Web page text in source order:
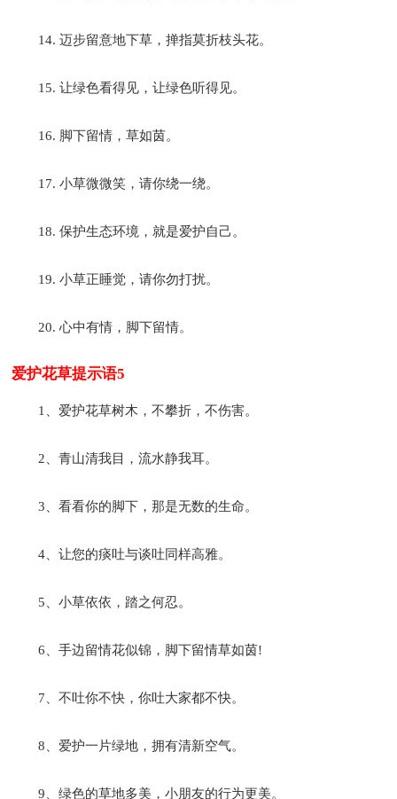
14. 迈步留意地下草，掸指莫折枝头花。
15. 让绿色看得见，让绿色听得见。
16. 脚下留情，草如茵。
17. 小草微微笑，请你绕一绕。
18. 保护生态环境，就是爱护自己。
19. 小草正睡觉，请你勿打扰。
20. 心中有情，脚下留情。
爱护花草提示语5
1、爱护花草树木，不攀折，不伤害。
2、青山清我目，流水静我耳。
3、看看你的脚下，那是无数的生命。
4、让您的痰吐与谈吐同样高雅。
5、小草依依，踏之何忍。
6、手边留情花似锦，脚下留情草如茵!
7、不吐你不快，你吐大家都不快。
8、爱护一片绿地，拥有清新空气。
9、绿色的草地多美，小朋友的行为更美。